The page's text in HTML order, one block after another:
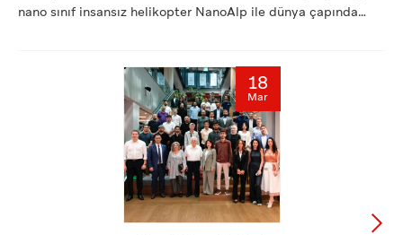
nano sınıf insansız helikopter NanoAlp ile dünya çapında
18
Mar